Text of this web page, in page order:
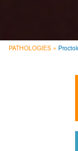
PATHOLOGIES